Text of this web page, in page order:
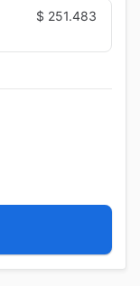
$ 251.483